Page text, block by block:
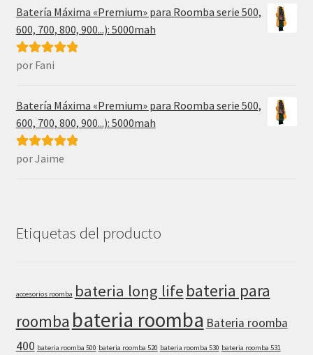
Batería Máxima «Premium» para Roomba serie 500,
600, 700, 800, 900...): 5000mah
Valorado con
por Fani
Batería Máxima «Premium» para Roomba serie 500,
600, 700, 800, 900...): 5000mah
Valorado con
por Jaime
Etiquetas del producto
accesorios roomba bateria long life bateria para
roomba bateria roomba Bateria roomba
400 bateria roomba 500 bateria roomba 520 bateria roomba 530 bateria roomba 531